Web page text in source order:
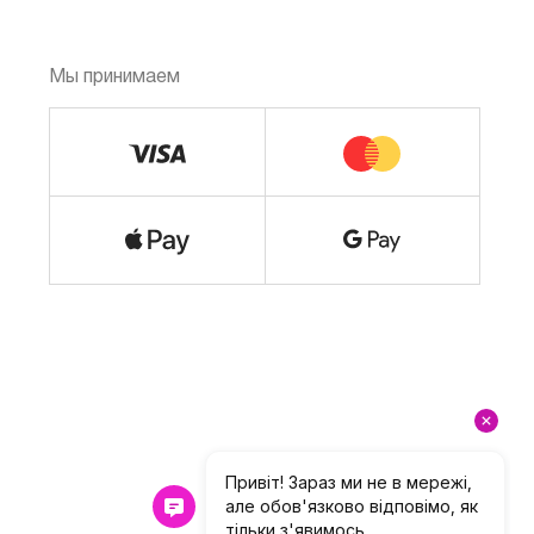
Мы принимаем